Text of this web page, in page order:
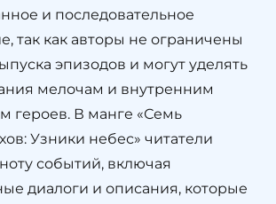
и последовательное
так как авторы не ограничены
эпизодов и могут уделять
мелочам и внутренним
героев. В манге «Семь
Узники небес» читатели
событий, включая
диалоги и описания, которые